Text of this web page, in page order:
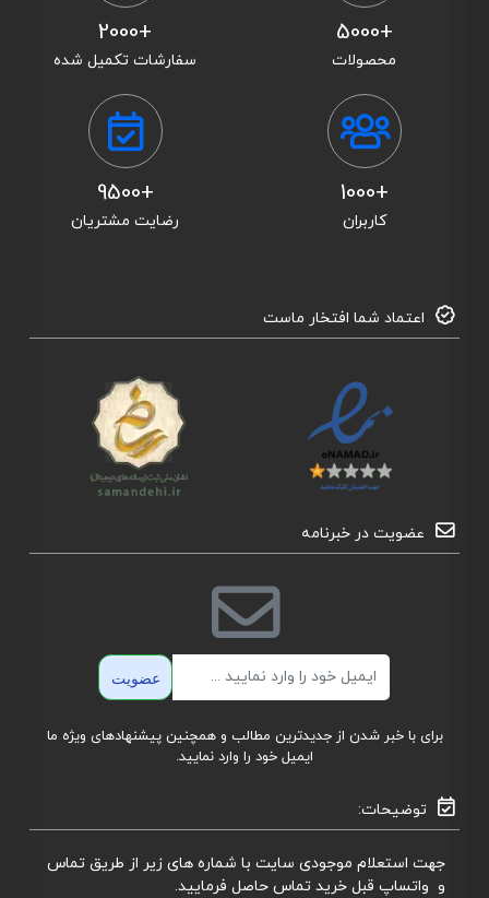
+5000
محصولات
+2000
سفارشات تکمیل شده
+1000
کاربران
+9500
رضایت مشتریان
اعتماد شما افتخار ماست
عضویت در خبرنامه
عضویت
برای با خبر شدن از جدیدترین مطالب و همچنین پیشنهادهای ویژه ما
ایمیل خود را وارد نمایید.
توضیحات:
جهت استعلام موجودی سایت با شماره های زیر از طریق تماس
و واتساپ قبل خرید تماس حاصل فرمایید.